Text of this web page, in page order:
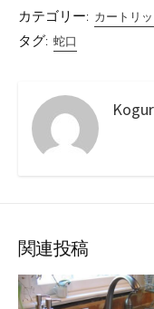
カテゴリー: カートリ
タグ: 蛇口
関連投稿